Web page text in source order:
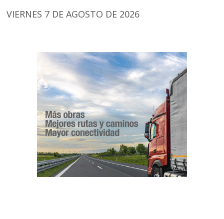
VIERNES 7 DE AGOSTO DE 2026